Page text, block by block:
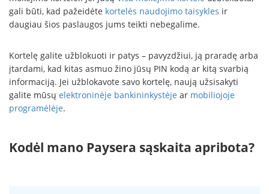
gali būti, kad pažeidėte kortelės naudojimo taisykles ir
daugiau šios paslaugos jums teikti nebegalime.
Kortelę galite užblokuoti ir patys – pavyzdžiui, ją praradę arba
įtardami, kad kitas asmuo žino jūsų PIN kodą ar kitą svarbią
informaciją. Jei užblokavote savo kortelę, naują užsisakyti
galite mūsų elektroninėje bankininkystėje ar mobiliojoje
programėlėje.
Kodėl mano Paysera sąskaita apribota?